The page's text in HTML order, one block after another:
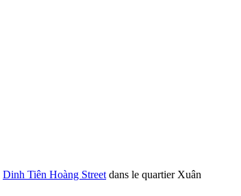
Dinh Tiên Hoàng Street dans le quartier Xuân